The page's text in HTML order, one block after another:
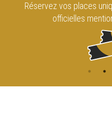
Réservez vos places
officielles